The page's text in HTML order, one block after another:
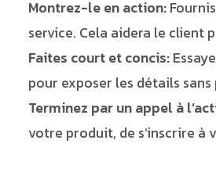
Montrez-le en action:
service. Cela aidera le
Faites court et concis:
pour exposer les détails
Terminez par un appel à
votre produit, de s’inscrire à